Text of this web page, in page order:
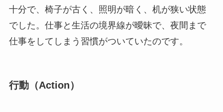
十分で、椅子が古く、照明が暗く、机が狭い状態
でした。仕事と生活の境界線が曖昧で、夜間まで
仕事をしてしまう習慣がついていたのです。
行動（Action）